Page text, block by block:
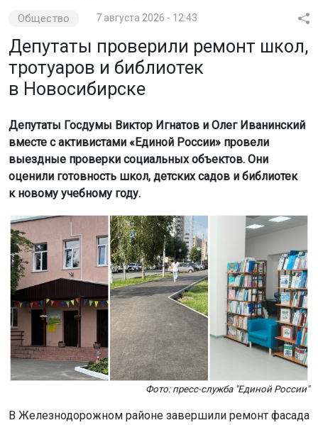
Общество 7 августа 2026 - 12:43
Депутаты проверили ремонт школ,
тротуаров и библиотек
в Новосибирске
Депутаты Госдумы Виктор Игнатов и Олег Иванинский
вместе с активистами «Единой России» провели
выездные проверки социальных объектов. Они
оценили готовность школ, детских садов и библиотек
к новому учебному году.
Фото: пресс-служба "Единой России"
В Железнодорожном районе завершили ремонт фасада